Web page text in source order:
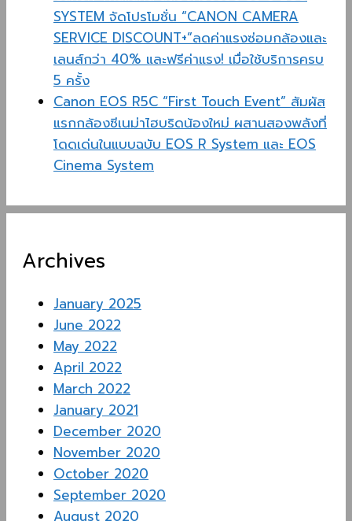
SYSTEM จัดโปรโมชั่น “CANON CAMERA
SERVICE DISCOUNT+”ลดค่าแรงซ่อมกล้องและ
เลนส์กว่า 40% และฟรีค่าแรง! เมื่อใช้บริการครบ
5 ครั้ง
Canon EOS R5C “First Touch Event” สัมผัส
แรกกล้องซีเนม่าไฮบริดน้องใหม่ ผสานสองพลังที่
โดดเด่นในแบบฉบับ EOS R System และ EOS
Cinema System
Archives
January 2025
June 2022
May 2022
April 2022
March 2022
January 2021
December 2020
November 2020
October 2020
September 2020
August 2020